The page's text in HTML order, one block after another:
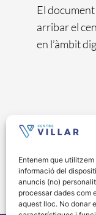
Entenem que
informació del
anuncis (no)
processar dades com
aquest lloc. No donar
El
arribar el
en l’àmbit